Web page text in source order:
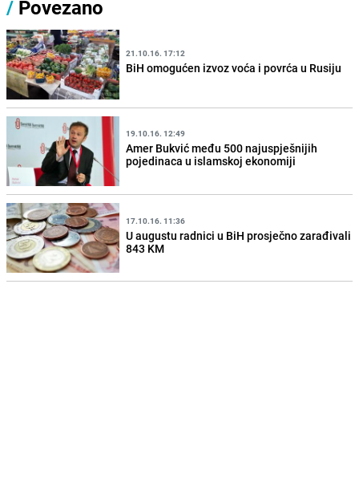
/ Povezano
21.10.16. 17:12
BiH omogućen izvoz voća i povrća u Rusiju
19.10.16. 12:49
Amer Bukvić među 500 najuspješnijih
pojedinaca u islamskoj ekonomiji
17.10.16. 11:36
U augustu radnici u BiH prosječno zarađivali
843 KM